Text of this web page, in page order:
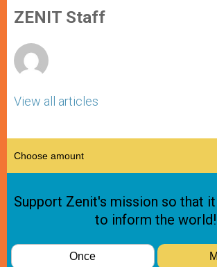
p
p
g
e
o
k
ZENIT Staff
View all articles